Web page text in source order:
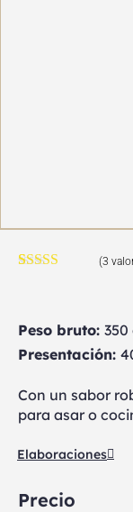
valoraciones
de clientes
(3
Peso bruto:
Presentación:
Con un sabor
para asar o
Elaboraciones
Precio